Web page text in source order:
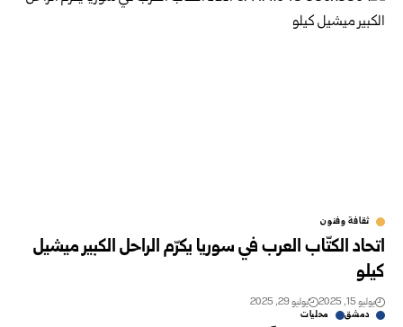
ثقافة وفنون
اتحاد الكتّاب العرب في سوريا يكرّم الراحل الكبير ميشيل
كيلو
يوليو 15, 2025 يوليو 29, 2025
دمشق محليات